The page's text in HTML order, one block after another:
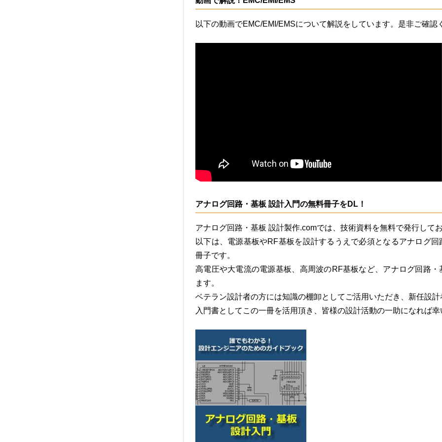
以下の動画でEMC/EMI/EMSについて解説をしています。是非ご確認
アナログ回路・基板 設計入門の無料冊子をDL！
アナログ回路・基板 設計製作.comでは、技術資料を無料で発行して
以下は、電源基板やRF基板を設計するうえで必須となるアナログ
冊子です。
高電圧や大電流の電源基板、高周波のRF基板など、アナログ回路
ます。
ベテラン設計者の方には知識の棚卸としてご活用いただき、新任設
入門書としてこの一冊を活用頂き、皆様の設計活動の一助になれば幸